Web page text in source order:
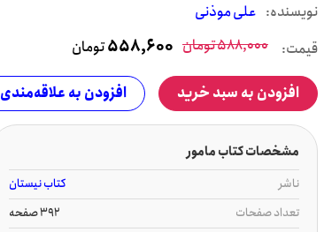
نويسنده: علی موذنی
قیمت: 588,000تومان 558,600تومان
افزودن به سبد خرید افزودن به علاقه‌مندی
مشخصات کتاب مامور
ناشر
کتاب نیستان
تعداد صفحات
392 صفحه